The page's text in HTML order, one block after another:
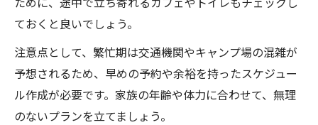
ておくと良いでしょう。
注意点として、繁忙期は交通機関やキャンプ場の混雑が
予想されるため、早めの予約や余裕を持ったスケジュー
ル作成が必要です。家族の年齢や体力に合わせて、無理
のないプランを立てましょう。